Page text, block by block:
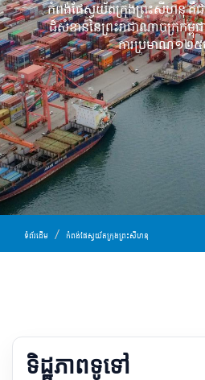
កំពង់ផែ​ស្វយ័ត​ក្រុងព្រះសីហនុ គឺ
ដ៏​សំខាន់​នៃ​ព្រះរាជាណាចក្រ​កម្ពុជ
ការប្រមាណ​១២៥​
ទំព័រដើម កំពង់ផែស្វយ័តក្រុងព្រះសីហនុ
ទិដ្ឋភាពទូទៅ